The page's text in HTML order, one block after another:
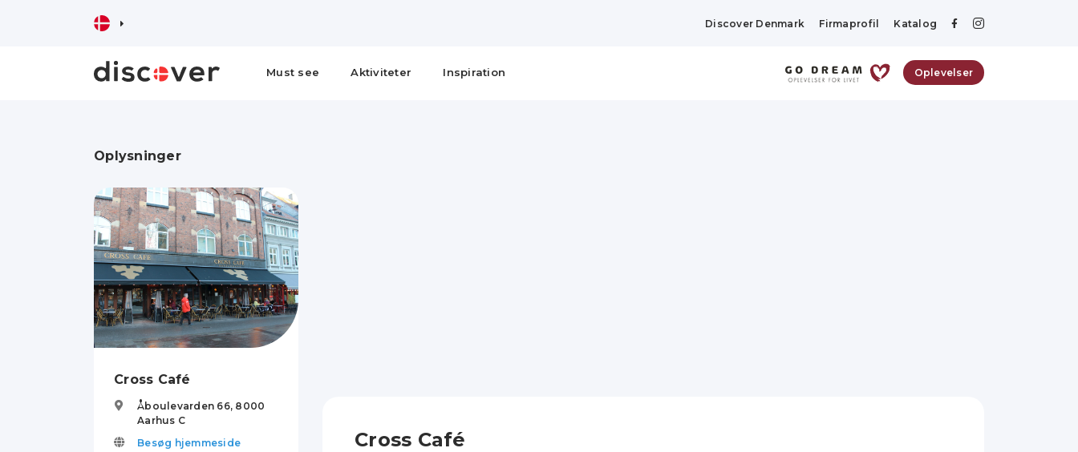
Discover Denmark Firmaprofil Katalog
Must see Aktiviteter Inspiration Oplevelser
Oplysninger
Cross Café
Åboulevarden 66, 8000
Aarhus C
Besøg hjemmeside
Cross Café